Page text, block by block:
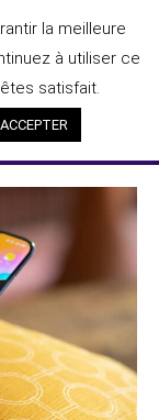
des entreprises
Menu
la meilleure
à utiliser ce
satisfait.
ACCEPTER